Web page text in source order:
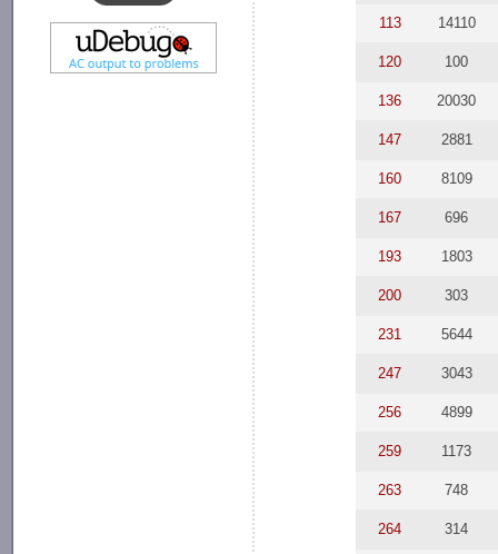
113 14110
120 100
136 20030
147 2881
160 8109
167 696
193 1803
200 303
231 5644
247 3043
256 4899
259 1173
263 748
264 314